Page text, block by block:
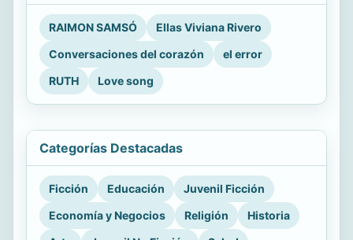
RAIMON SAMSÓ
Ellas Viviana Rivero
Conversaciones del corazón
el error
RUTH
Love song
Categorías Destacadas
Ficción Educación
Juvenil Ficción
Economía y Negocios
Religión
Historia